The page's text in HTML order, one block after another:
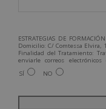
ESTRATEGIAS DE
Domicilio: C/ Comtessa
Finalidad del Tratamiento:
enviarle correos
ofrecidos y otros tipo de
Legitimación del tratamiento:
Para más información
Desea recibir información
SÍ NO